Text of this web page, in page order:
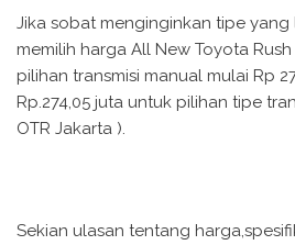
Jika sobat menginginkan tipe yang
memilih harga All New Toyota
pilihan transmisi manual mulai Rp
Rp.274,05 juta untuk pilihan tipe
OTR Jakarta ).
Sekian ulasan tentang